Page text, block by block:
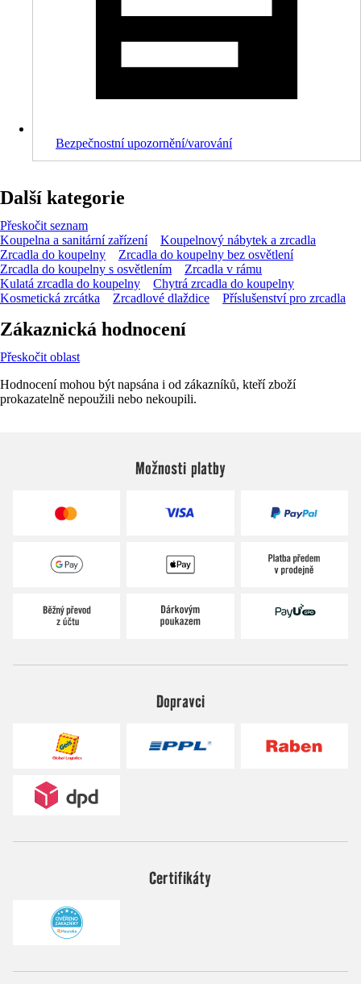
Bezpečnostní upozornění/varování
Další kategorie
Přeskočit seznam
Koupelna a sanitární zařízení
Koupelnový nábytek a zrcadla
Zrcadla do koupelny
Zrcadla do koupelny bez osvětlení
Zrcadla do koupelny s osvětlením
Zrcadla v rámu
Kulatá zrcadla do koupelny
Chytrá zrcadla do koupelny
Kosmetická zrcátka
Zrcadlové dlaždice Příslušenství pro zrcadla
Zákaznická hodnocení
Přeskočit oblast
Hodnocení mohou být napsána i od zákazníků, kteří zboží
prokazatelně nepoužili nebo nekoupili.
Možnosti platby
Dopravci
Certifikáty